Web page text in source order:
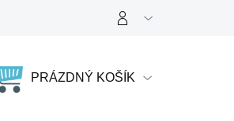
NÁKUPNÍ
PRÁZDNÝ KOŠÍK